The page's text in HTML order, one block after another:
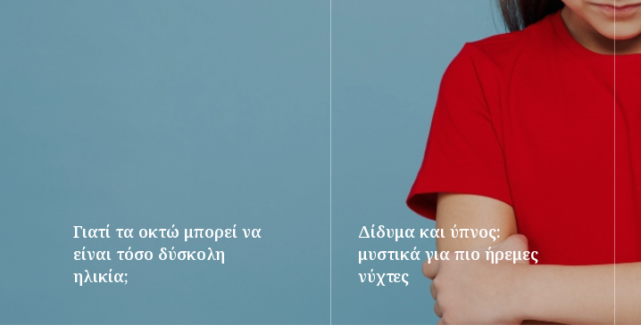
Γιατί τα οκτώ μπορεί να
είναι τόσο δύσκολη
ηλικία;
Δίδυμα και ύπνος:
μυστικά για πιο ήρεμες
νύχτες